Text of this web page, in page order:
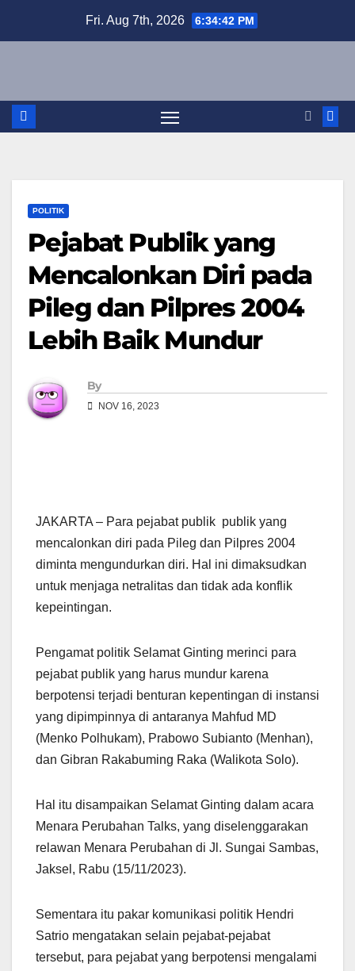
Fri. Aug 7th, 2026 6:34:42 PM
POLITIK
Pejabat Publik yang
Mencalonkan Diri pada
Pileg dan Pilpres 2004
Lebih Baik Mundur
By
NOV 16, 2023
JAKARTA – Para pejabat publik publik yang
mencalonkan diri pada Pileg dan Pilpres 2004
diminta mengundurkan diri. Hal ini dimaksudkan
untuk menjaga netralitas dan tidak ada konflik
kepeintingan.
Pengamat politik Selamat Ginting merinci para
pejabat publik yang harus mundur karena
berpotensi terjadi benturan kepentingan di instansi
yang dipimpinnya di antaranya Mahfud MD
(Menko Polhukam), Prabowo Subianto (Menhan),
dan Gibran Rakabuming Raka (Walikota Solo).
Hal itu disampaikan Selamat Ginting dalam acara
Menara Perubahan Talks, yang diselenggarakan
relawan Menara Perubahan di Jl. Sungai Sambas,
Jaksel, Rabu (15/11/2023).
Sementara itu pakar komunikasi politik Hendri
Satrio mengatakan selain pejabat-pejabat
tersebut, para pejabat yang berpotensi mengalami